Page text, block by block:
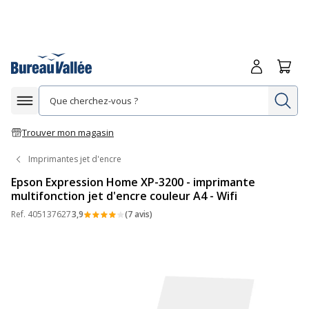
Afficher la navigation
Trouver mon magasin
Me
Imprimantes jet d'encre
Epson Expression Home XP-3200 - imprimante
multifonction jet d'encre couleur A4 - Wifi
Ref. 4051376273,9 (7 avis)